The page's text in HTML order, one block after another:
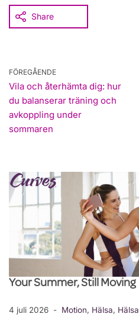
Share
FÖREGÅENDE
Vila och återhämta dig: hur
du balanserar träning och
avkoppling under
sommaren
Your Summer, Still Moving
4 juli 2026 Motion, Hälsa, Hälsa